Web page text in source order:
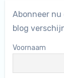
Abonneer nu
blog
Voornaam